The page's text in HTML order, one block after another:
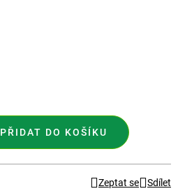
PŘIDAT DO KOŠÍKU
Zeptat se Sdílet